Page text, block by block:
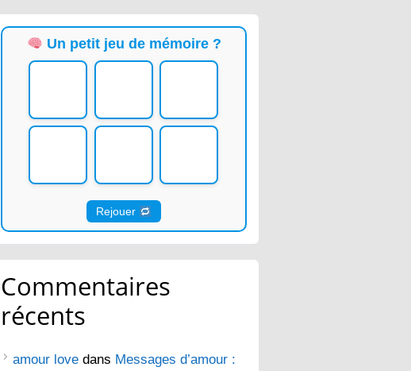
Un petit jeu de mémoire ?
Rejouer
Commentaires
récents
amour love dans Messages d’amour :